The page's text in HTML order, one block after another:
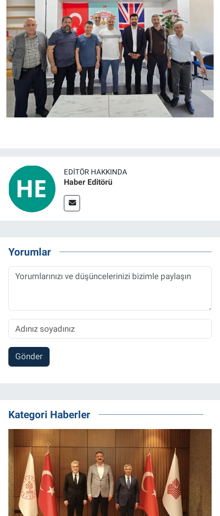
EDITÖR HAKKINDA
Haber Editörü
Yorumlar
Gönder
Kategori Haberler